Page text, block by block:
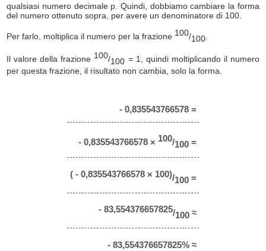
qualsiasi numero decimale p. Quindi, dobbiamo cambiare la forma
del numero ottenuto sopra, per avere un denominatore di 100.
Per farlo, moltiplica il numero per la frazione 100/100
Il valore della frazione 100/100 = 1, quindi moltiplicando il numero
per questa frazione, il risultato non cambia, solo la forma.
- 0,835543766578 =
- 0,835543766578 × 100/100=
( - 0,835543766578 × 100)/100=
- 83,554376657825/100≈
- 83,554376657825% ≈